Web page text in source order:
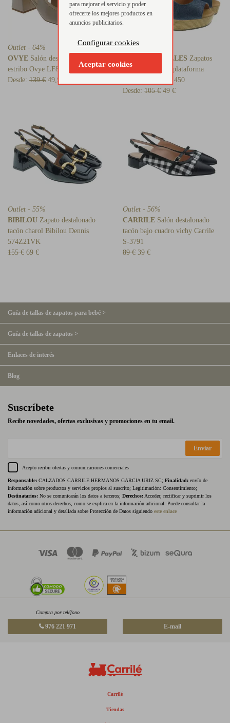
Outlet - 64%
OVYE Salón destalonado piel
estribo Ovye LF84004
Desde: 139 € 49,90 €
Outlet - 53%
PEDRO MIRALLES Zapatos
peep-toe tacón y plataforma
Pedro Miralles 11450
Desde: 105 € 49 €
Outlet - 55%
BIBILOU Zapato destalonado
tacón charol Bibilou Dennis
574Z21VK
155 € 69 €
Outlet - 56%
CARRILE Salón destalonado
tacón bajo cuadro vichy Carrile
S-3791
89 € 39 €
Guía de tallas de zapatos para bebé >
Guía de tallas de zapatos >
Enlaces de interés
Blog
Suscríbete
Recibe novedades, ofertas exclusivas y promociones en tu email.
Enviar
Acepto recibir ofertas y comunicaciones comerciales
Responsable: CALZADOS CARRILE HERMANOS GARCIA URIZ SC; Finalidad: envío de
información sobre productos y servicios propios al suscrito; Legitimación: Consentimiento;
Destinatarios: No se comunicarán los datos a terceros; Derechos: Acceder, rectificar y suprimir los
datos, así como otros derechos, como se explica en la información adicional. Puede consultar la
información adicional y detallada sobre Protección de Datos siguiendo este enlace
Compra por teléfono
976 221 971 E-mail
Carrilé
Tiendas
para mejorar el servicio y poder
ofrecerte los mejores productos en
anuncios publicitarios.
Configurar cookies
Aceptar cookies